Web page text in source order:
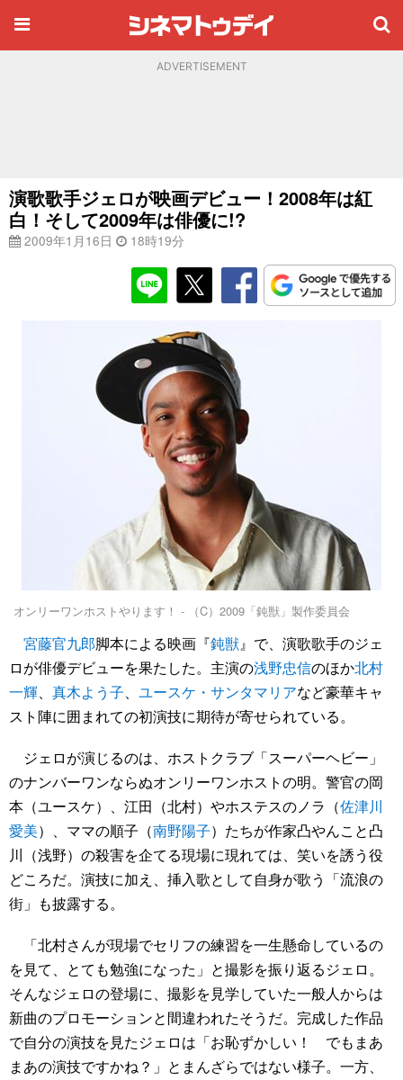
ADVERTISEMENT
演歌歌手ジェロが映画デビュー！2008年は紅
白！そして2009年は俳優に!?
2009年1月16日 18時19分
オンリーワンホストやります！ - （C）2009「鈍獣」製作委員会
宮藤官九郎脚本による映画『鈍獣』で、演歌歌手のジェ
ロが俳優デビューを果たした。主演の浅野忠信のほか北村
一輝、 真木よう子、 ユースケ・サンタマリアなど豪華キャ
スト陣に囲まれての初演技に期待が寄せられている。
ジェロが演じるのは、ホストクラブ「スーパーヘビー」
のナンバーワンならぬオンリーワンホストの明。警官の岡
本（ユースケ）、江田（北村）やホステスのノラ（佐津川
愛美）、ママの順子（南野陽子）たちが作家凸やんこと凸
川（浅野）の殺害を企てる現場に現れては、笑いを誘う役
どころだ。演技に加え、挿入歌として自身が歌う「流浪の
街」も披露する。
「北村さんが現場でセリフの練習を一生懸命しているの
を見て、とても勉強になった」と撮影を振り返るジェロ。
そんなジェロの登場に、撮影を見学していた一般人からは
新曲のプロモーションと間違われたそうだ。完成した作品
で自分の演技を見たジェロは「お恥ずかしい！ でもまあ
まあの演技ですかね？」とまんざらではない様子。一方、